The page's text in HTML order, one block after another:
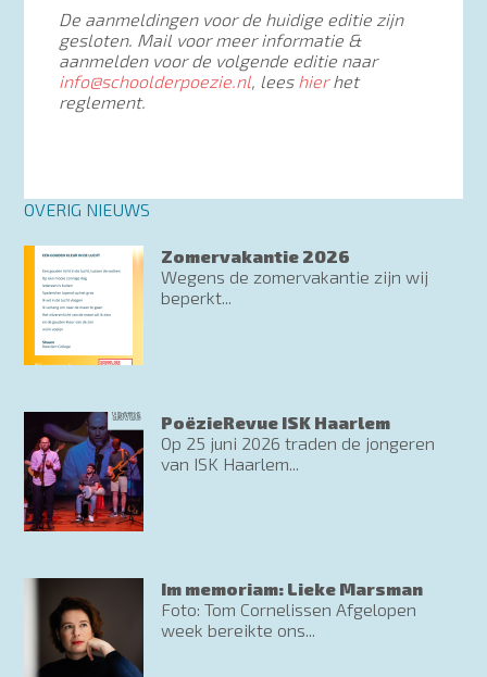
De aanmeldingen voor de huidige editie zijn
gesloten. Mail voor meer informatie &
aanmelden voor de volgende editie naar
info@schoolderpoezie.nl, lees hierhet
reglement.
OVERIG NIEUWS
Zomervakantie 2026
Wegens de zomervakantie zijn wij
beperkt...
PoëzieRevue ISK Haarlem
Op 25 juni 2026 traden de jongeren
van ISK Haarlem...
Im memoriam: Lieke Marsman
Foto: Tom Cornelissen Afgelopen
week bereikte ons...